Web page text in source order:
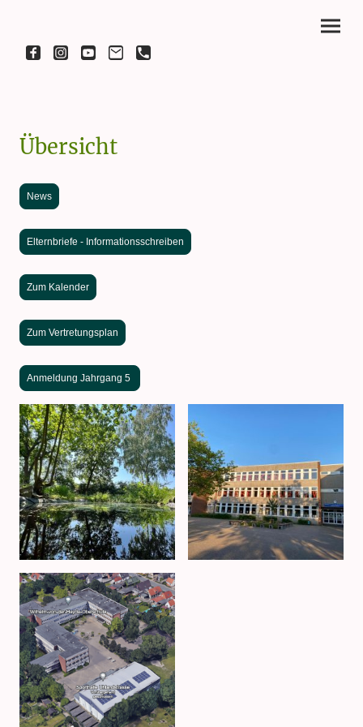
Übersicht
News
Elternbriefe - Informationsschreiben
Zum Kalender
Zum Vertretungsplan
Anmeldung Jahrgang 5